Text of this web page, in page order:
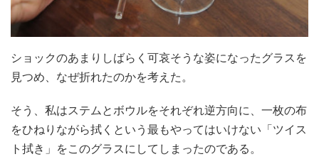
ショックのあまりしばらく可哀そうな姿になったグラスを
見つめ、なぜ折れたのかを考えた。
そう、私はステムとボウルをそれぞれ逆方向に、一枚の布
をひねりながら拭くという最もやってはいけない「ツイス
ト拭き」をこのグラスにしてしまったのである。